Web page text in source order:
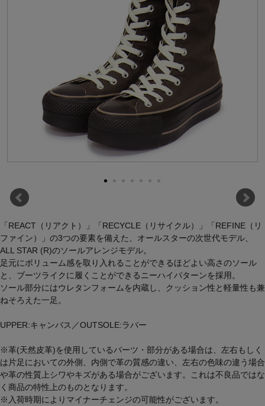
「REACT（リアクト）」「RECYCLE（リサイクル）」「REFINE（リ
ファイン）」の3つの要素を備えた、オールスターの次世代モデル、
ALL STAR (R)のソールアレンジモデル。
足元にボリューム感を取り入れることができるほどよい高さのソール
と、ブーツライクに履くことができるニーハイパターンを採用。
ソール部分にはウレタンフォームを内蔵し、クッション性と軽量性も兼
ねそろえた一足。
UPPER:キャンバス／OUTSOLE:ラバー
※革(天然皮革)を使用しているパーツ・部分がある場合は、左右もしく
は片足においての外側、内側で革の質感の違い、左右の色味の違う場合
や革の性質上シワやキズがある場合がございます。これは不良品ではな
く商品の特性上のものとなります。
※入荷時期によりマイナーチェンジの可能性がございます。